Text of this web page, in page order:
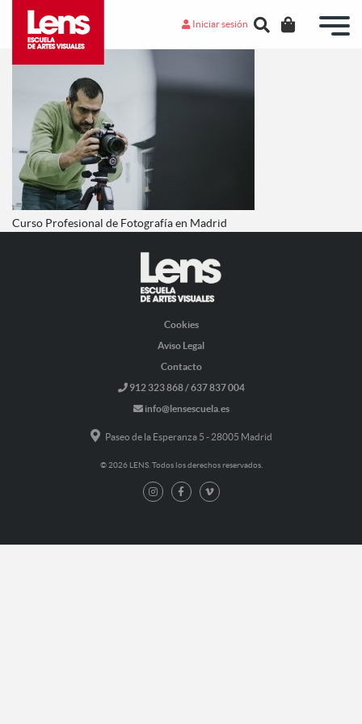
Iniciar sesión
Curso Profesional de Fotografía en Madrid
Cookies
Aviso Legal
Contacto
912 323 868 / 637 837 004
info@lensescuela.es
Paseo de la Esperanza 5 - 28005 Madrid
© 2026 LENS. Todos los derechos reservados.